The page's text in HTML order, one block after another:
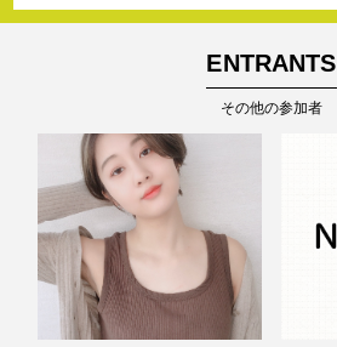
ENTRANTS
その他の参加者